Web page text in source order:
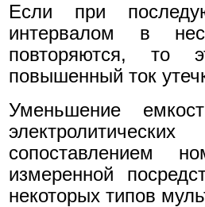
Если при
интервалом в
повторяются, то
повышенный ток
Уменьшение
сопоставлением
измеренной
некоторых типов